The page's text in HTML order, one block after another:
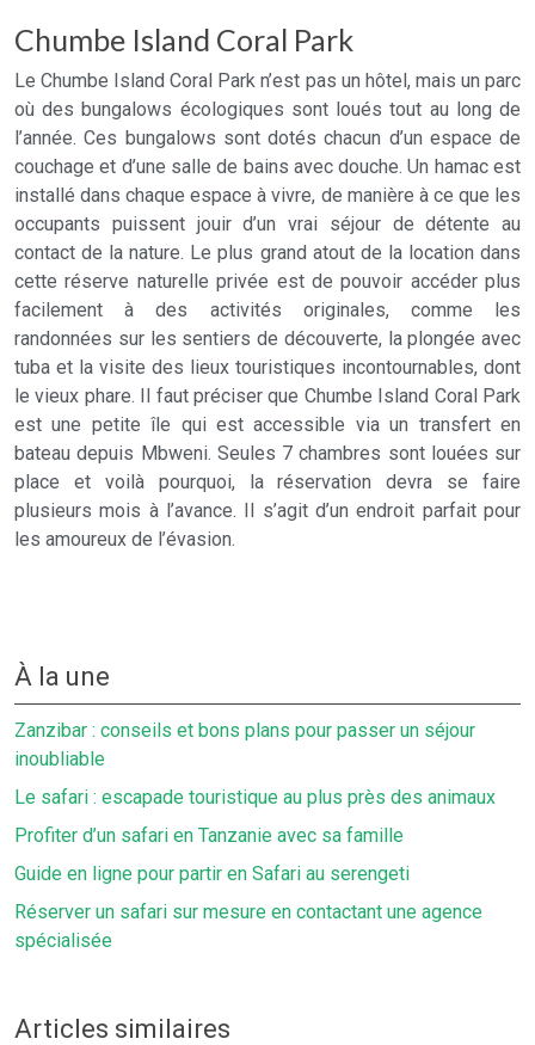
Chumbe Island Coral Park
Le Chumbe Island Coral Park n’est pas un hôtel, mais un parc
où des bungalows écologiques sont loués tout au long de
l’année. Ces bungalows sont dotés chacun d’un espace de
couchage et d’une salle de bains avec douche. Un hamac est
installé dans chaque espace à vivre, de manière à ce que les
occupants puissent jouir d’un vrai séjour de détente au
contact de la nature. Le plus grand atout de la location dans
cette réserve naturelle privée est de pouvoir accéder plus
facilement à des activités originales, comme les
randonnées sur les sentiers de découverte, la plongée avec
tuba et la visite des lieux touristiques incontournables, dont
le vieux phare. Il faut préciser que Chumbe Island Coral Park
est une petite île qui est accessible via un transfert en
bateau depuis Mbweni. Seules 7 chambres sont louées sur
place et voilà pourquoi, la réservation devra se faire
plusieurs mois à l’avance. Il s’agit d’un endroit parfait pour
les amoureux de l’évasion.
À la une
Zanzibar : conseils et bons plans pour passer un séjour
inoubliable
Le safari : escapade touristique au plus près des animaux
Profiter d’un safari en Tanzanie avec sa famille
Guide en ligne pour partir en Safari au serengeti
Réserver un safari sur mesure en contactant une agence
spécialisée
Articles similaires